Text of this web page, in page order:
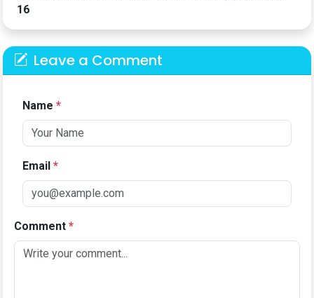
16
Leave a Comment
Name *
Email *
Comment *